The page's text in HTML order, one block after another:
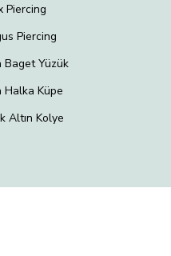
Piercing
Piercing
Baget Yüzük
Halka Küpe
Altın Kolye